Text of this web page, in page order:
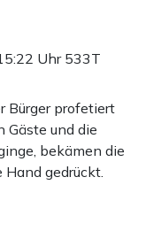
Uhr 533T
Bürger profetiert
Gäste und die
bekämen die
Hand gedrückt.